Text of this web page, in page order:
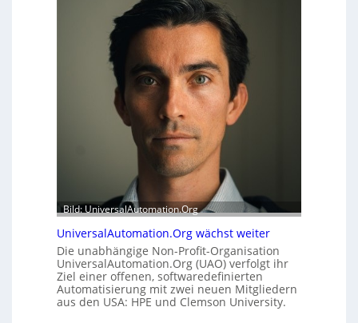
t
a
u
b
a
u
e
m
m
n
i
m
d
u
l
e
i
0
u
n
d
4
0
A
Bild: UniversalAutomation.Org
UniversalAutomation.Org wächst weiter
Die unabhängige Non-Profit-Organisation
UniversalAutomation.Org (UAO) verfolgt ihr
Ziel einer offenen, softwaredefinierten
Automatisierung mit zwei neuen Mitgliedern
aus den USA: HPE und Clemson University.